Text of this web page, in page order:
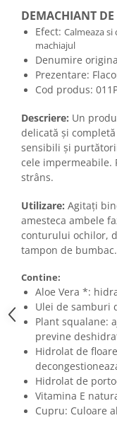
DEMACHIANT
Efect: Calmeaza
machiajul
Denumire
Prezentare:
Cod produs:
Descriere: Un
delicată și
sensibili și
cele impermeabile.
strâns.
Utilizare: Agitați
amesteca ambele
conturului ochilor,
tampon de
Contine:
Aloe Vera *:
Ulei de samburi
Plant squalane:
previne
Hidrolat de
Hidrolat de
Vitamina E
Cupru: Culoare